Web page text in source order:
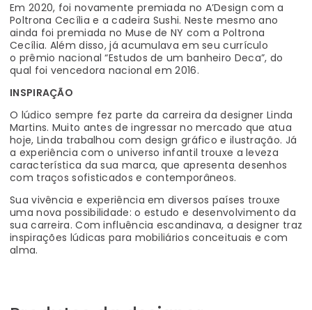
Em 2020, foi novamente premiada no A’Designcom a
Poltrona Cecília e a cadeira Sushi. Neste mesmo ano
ainda foipremiada no Muse de NY com a Poltrona
Cecília. Além disso, já acumulava em seu currículo
o prêmio nacional “Estudos de um banheiro Deca”, do
qual foi vencedora nacional em 2016.
INSPIRAÇÃO
O lúdico sempre fez parte da carreira da designer Linda
Martins. Muito antes de ingressar no mercado que atua
hoje, Linda trabalhou com design gráfico e ilustração. Já
a experiência com o universo infantil trouxe a leveza
característica da sua marca, que apresenta desenhos
com traços sofisticados e contemporâneos.
Sua vivência e experiência em diversos países trouxe
uma nova possibilidade: o estudo e desenvolvimento da
sua carreira. Com influência escandinava, a designer traz
inspirações lúdicas para mobiliários conceituais e com
alma.